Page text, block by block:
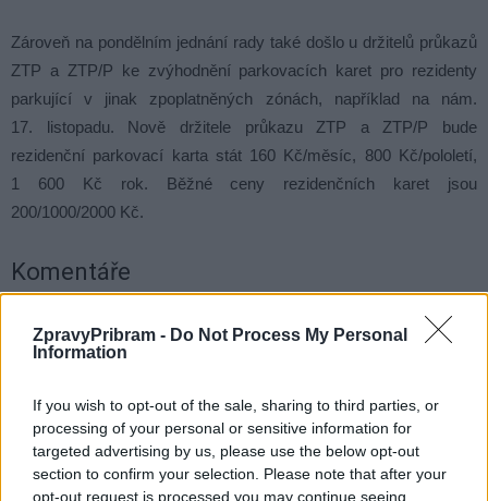
ZpravyPribram - Do Not Process My Personal
Information
If you wish to opt-out of the sale, sharing to third parties, or
processing of your personal or sensitive information for
targeted advertising by us, please use the below opt-out
section to confirm your selection. Please note that after your
opt-out request is processed you may continue seeing
Zároveň na pondělním jednání rady také došlo u držitelů průkazů
ZTP a ZTP/P ke zvýhodnění parkovacích karet pro rezidenty
parkující v jinak zpoplatněných zónách, například na nám.
17. listopadu. Nově držitele průkazu ZTP a ZTP/P bude
rezidenční parkovací karta stát 160 Kč/měsíc, 800 Kč/pololetí,
1 600 Kč rok. Běžné ceny rezidenčních karet jsou
200/1000/2000 Kč.
Komentáře
parkování
placení Příbram rada města
Šance pro Příbram
ZTP
ZTP/P